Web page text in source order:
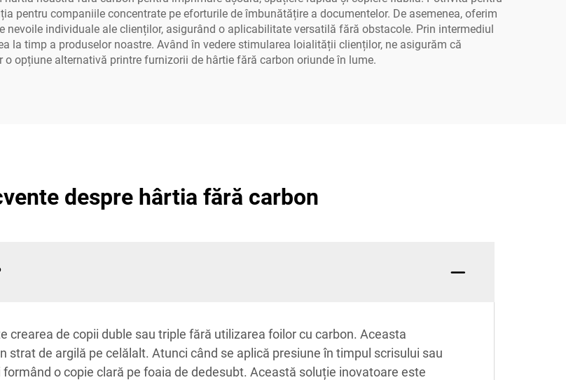
pentru companiile concentrate pe eforturile de îmbunătățire a documentelor. De asemenea, oferim
individuale ale clienților, asigurând o aplicabilitate versatilă fără obstacole. Prin intermediul
la timp a produselor noastre. Având în vedere stimularea loialității clienților, ne asigurăm că
opțiune alternativă printre furnizorii de hârtie fără carbon oriunde în lume.
despre hârtia fără carbon
crearea de copii duble sau triple fără utilizarea foilor cu carbon. Aceasta
de argilă pe celălalt. Atunci când se aplică presiune în timpul scrisului sau
o copie clară pe foaia de dedesubt. Această soluție inovatoare este